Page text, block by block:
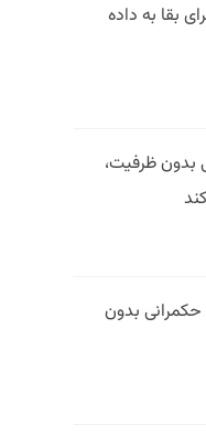
بقا به داده
ظرفیت،
بدون